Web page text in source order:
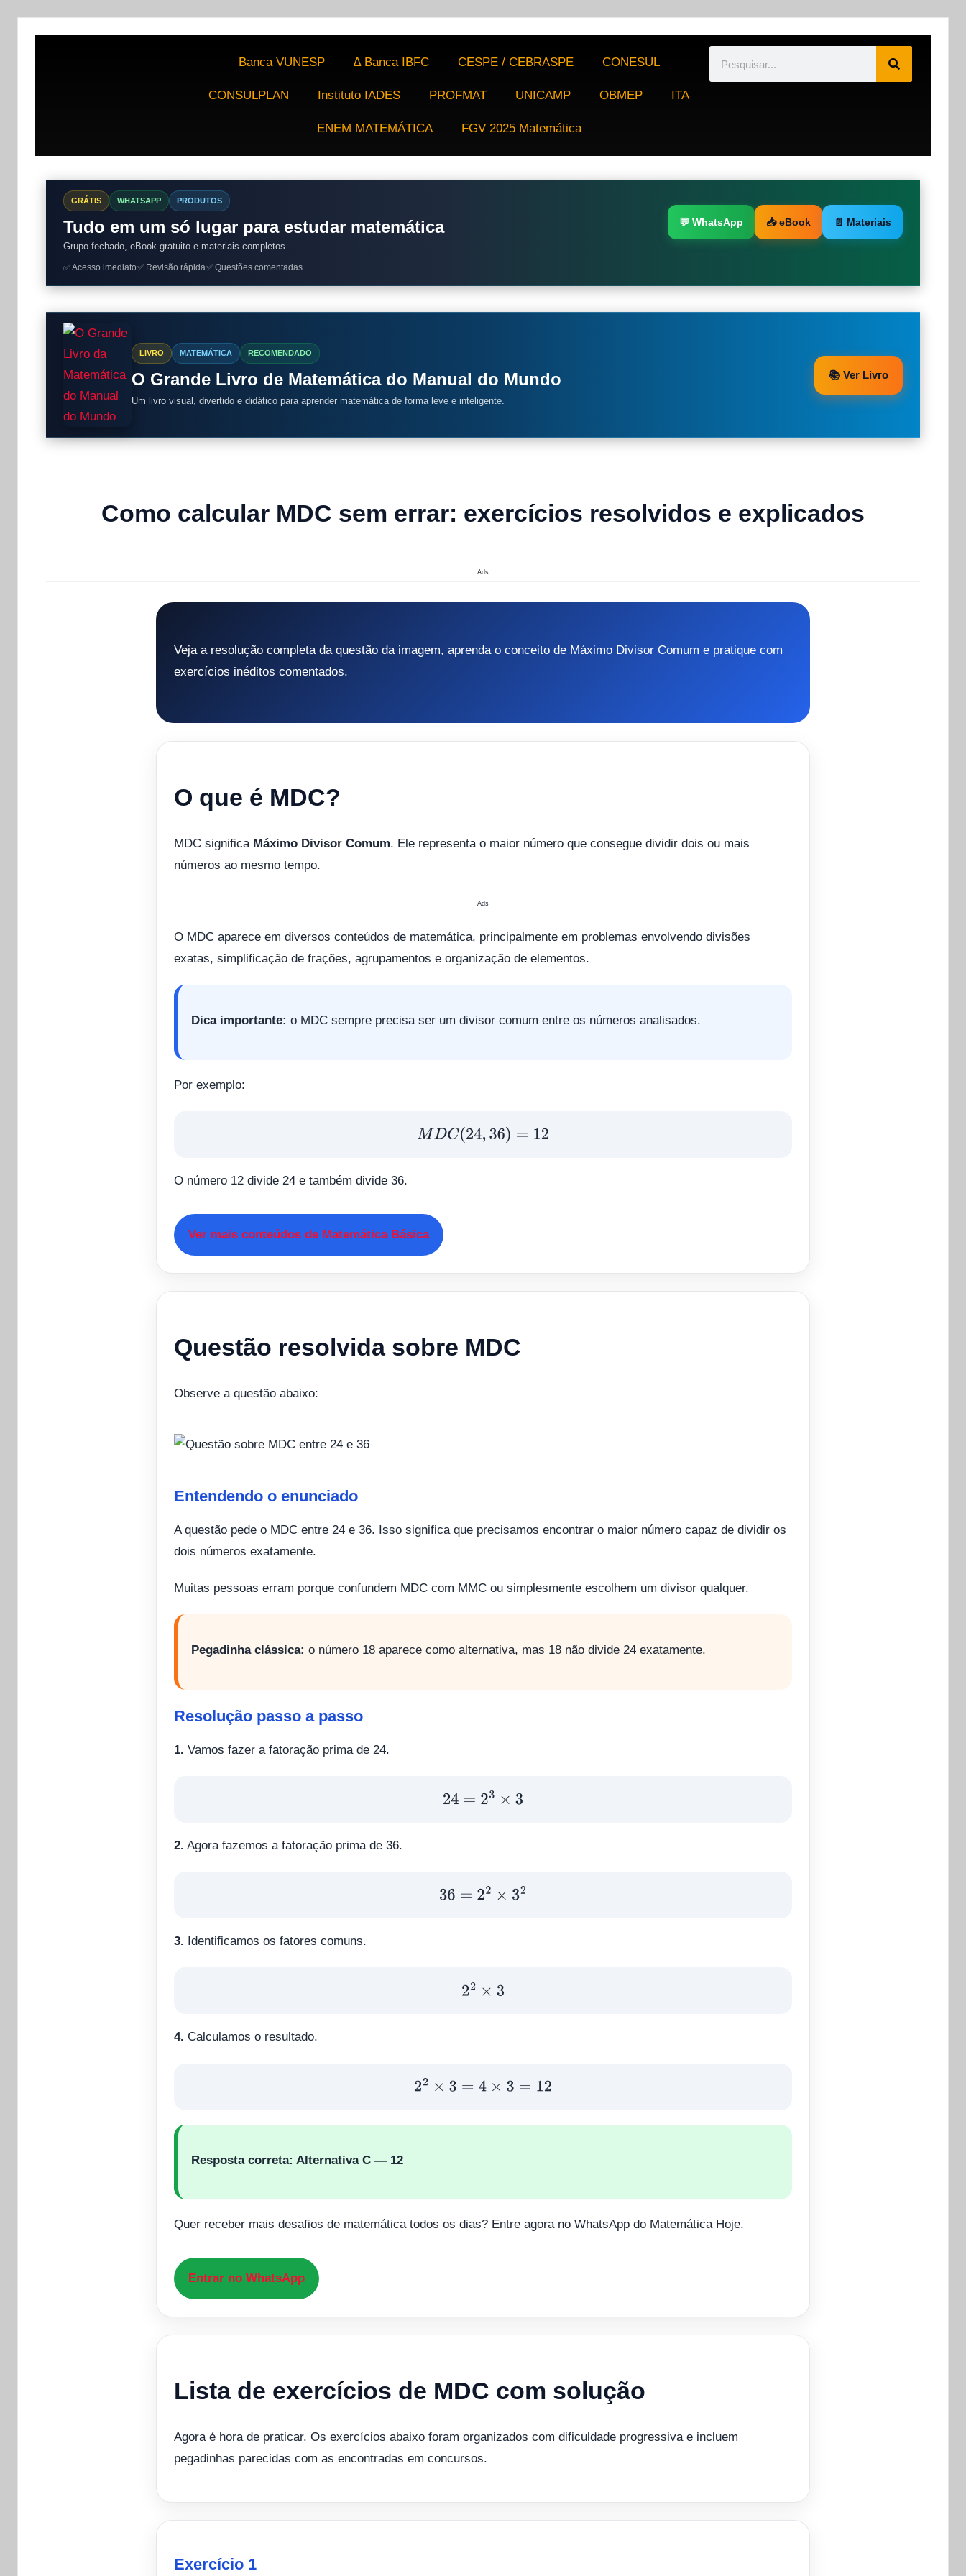
Banca VUNESP ∆ Banca IBFC CESPE / CEBRASPE CONESUL
CONSULPLAN Instituto IADES PROFMAT UNICAMP OBMEP ITA
ENEM MATEMÁTICA FGV 2025 Matemática
GRÁTIS WHATSAPP PRODUTOS
Tudo em um só lugar para estudar matemática
Grupo fechado, eBook gratuito e materiais completos.
💬 WhatsApp 📥 eBook 📄 Materiais
✅ Acesso imediato✅ Revisão rápida✅ Questões comentadas
LIVRO MATEMÁTICA RECOMENDADO
O Grande Livro de Matemática do Manual do Mundo
Um livro visual, divertido e didático para aprender matemática de forma leve e inteligente.
📚 Ver Livro
Como calcular MDC sem errar: exercícios resolvidos e explicados
Ads
Veja a resolução completa da questão da imagem, aprenda o conceito de Máximo Divisor Comum e pratique com
exercícios inéditos comentados.
O que é MDC?
MDC significa Máximo Divisor Comum. Ele representa o maior número que consegue dividir dois ou mais
números ao mesmo tempo.
Ads
O MDC aparece em diversos conteúdos de matemática, principalmente em problemas envolvendo divisões
exatas, simplificação de frações, agrupamentos e organização de elementos.
Dica importante: o MDC sempre precisa ser um divisor comum entre os números analisados.
Por exemplo:
MDC(24,36 )=12
O número 12 divide 24 e também divide 36.
Ver mais conteúdos de Matemática Básica
Questão resolvida sobre MDC
Observe a questão abaixo:
Entendendo o enunciado
A questão pede o MDC entre 24 e 36. Isso significa que precisamos encontrar o maior número capaz de dividir os
dois números exatamente.
Muitas pessoas erram porque confundem MDC com MMC ou simplesmente escolhem um divisor qualquer.
Pegadinha clássica: o número 18 aparece como alternativa, mas 18 não divide 24 exatamente.
Resolução passo a passo
1. Vamos fazer a fatoração prima de 24.
24 =23×
2. Agora fazemos a fatoração prima de 36.
36 =22× 2
3. Identificamos os fatores comuns.
2 ×3
4. Calculamos o resultado.
2 ×3 =4 ×3 =12
Resposta correta: Alternativa C — 12
Quer receber mais desafios de matemática todos os dias? Entre agora no WhatsApp do Matemática Hoje.
Entrar no WhatsApp
Lista de exercícios de MDC com solução
Agora é hora de praticar. Os exercícios abaixo foram organizados com dificuldade progressiva e incluem
pegadinhas parecidas com as encontradas em concursos.
Exercício 1